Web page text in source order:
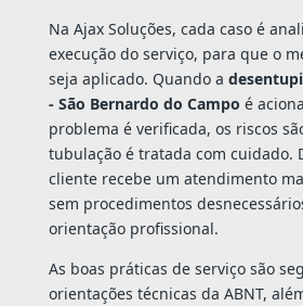
Na Ajax Soluções, cada caso é
execução do serviço, para que o
seja aplicado. Quando a
- São Bernardo do Campo é
problema é verificada, os riscos
tubulação é tratada com cuidado.
cliente recebe um atendimento
sem procedimentos
orientação profissional.
As boas práticas de serviço são
orientações técnicas da ABNT,